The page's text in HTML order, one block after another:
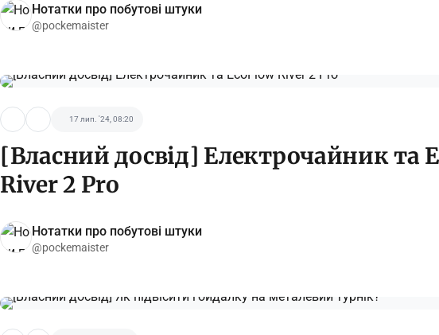
Нотатки про побутові штуки
@pockemaister
17 лип. '24, 08:20
[Власний досвід] Електрочайник та
River 2 Pro
Нотатки про побутові штуки
@pockemaister